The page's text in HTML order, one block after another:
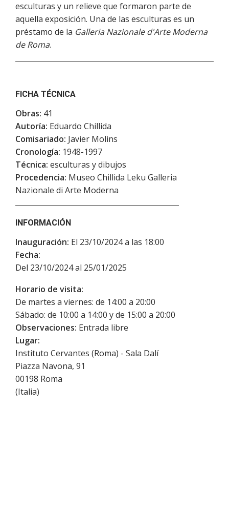
esculturas y un relieve que formaron parte de
aquella exposición. Una de las esculturas es un
préstamo de la Galleria Nazionale d'Arte Moderna
de Roma.
FICHA TÉCNICA
Obras: 41
Autoría: Eduardo Chillida
Comisariado: Javier Molins
Cronología: 1948-1997
Técnica: esculturas y dibujos
Procedencia: Museo Chillida Leku Galleria
Nazionale di Arte Moderna
INFORMACIÓN
Inauguración: El 23/10/2024 a las 18:00
Fecha:
Del 23/10/2024 al 25/01/2025
Horario de visita:
De martes a viernes: de 14:00 a 20:00
Sábado: de 10:00 a 14:00 y de 15:00 a 20:00
Observaciones: Entrada libre
Lugar:
Instituto Cervantes (Roma) - Sala Dalí
Piazza Navona, 91
00198 Roma
(Italia)